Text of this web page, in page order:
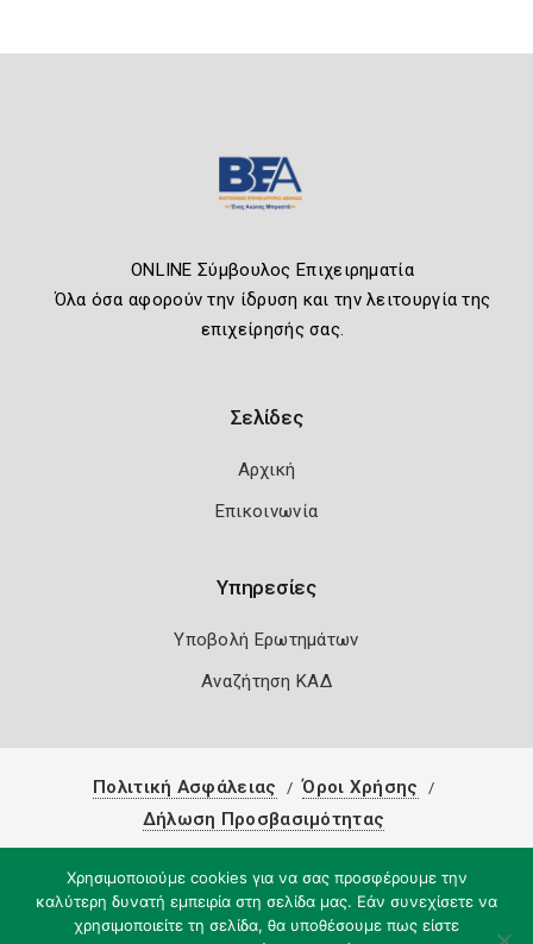
ONLINE Σύμβουλος Επιχειρηματία
Όλα όσα αφορούν την ίδρυση και την λειτουργία της
επιχείρησής σας.
Σελίδες
Αρχική
Επικοινωνία
Υπηρεσίες
Υποβολή Ερωτημάτων
Αναζήτηση ΚΑΔ
Πολιτική Ασφάλειας
Όροι Χρήσης
Δήλωση Προσβασιμότητας
Χρησιμοποιούμε cookies για να σας προσφέρουμε την
καλύτερη δυνατή εμπειρία στη σελίδα μας. Εάν συνεχίσετε να
χρησιμοποιείτε τη σελίδα, θα υποθέσουμε πως είστε